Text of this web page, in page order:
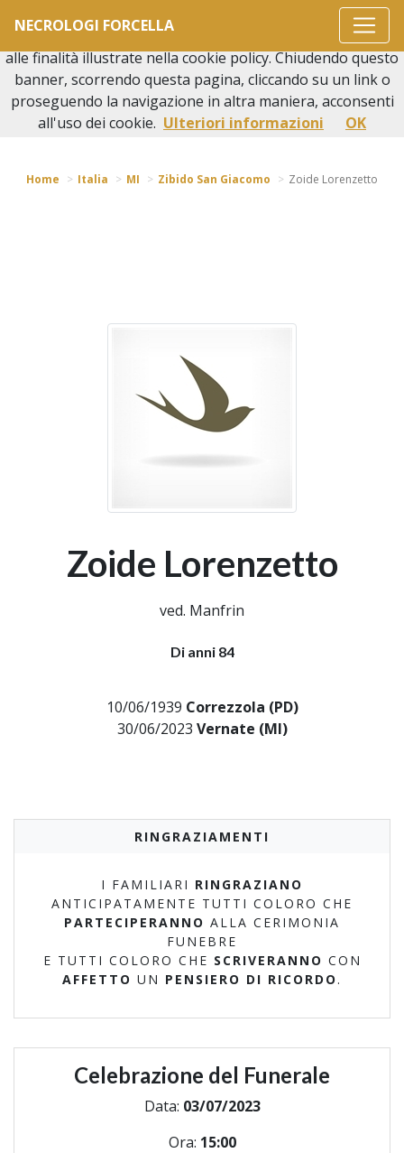
NECROLOGI FORCELLA
Torna indietro
Home Italia MI Zibido San Giacomo Zoide Lorenzetto
Zoide Lorenzetto
ved. Manfrin
Di anni 84
10/06/1939 Correzzola (PD)
30/06/2023 Vernate (MI)
RINGRAZIAMENTI
I FAMILIARI RINGRAZIANO
ANTICIPATAMENTE TUTTI COLORO CHE
PARTECIPERANNO ALLA CERIMONIA
FUNEBRE
E TUTTI COLORO CHE SCRIVERANNO CON
AFFETTO UN PENSIERO DI RICORDO .
Celebrazione del Funerale
Data: 03/07/2023
Ora: 15:00
Questo sito o gli strumenti terzi da questo utilizzati si
avvalgono di cookie necessari al funzionamento ed utili
alle finalità illustrate nella cookie policy. Chiudendo questo
banner, scorrendo questa pagina, cliccando su un link o
proseguendo la navigazione in altra maniera, acconsenti
all'uso dei cookie. Ulteriori informazioni OK